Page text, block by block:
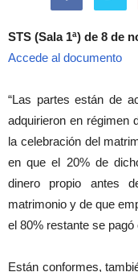
STS (Sala 1ª) de 8 de
Accede al documento
“Las partes están de
adquirieron en régimen
la celebración del
en que el 20% de
dinero propio antes
matrimonio y de que
el 80% restante se
Están conformes,